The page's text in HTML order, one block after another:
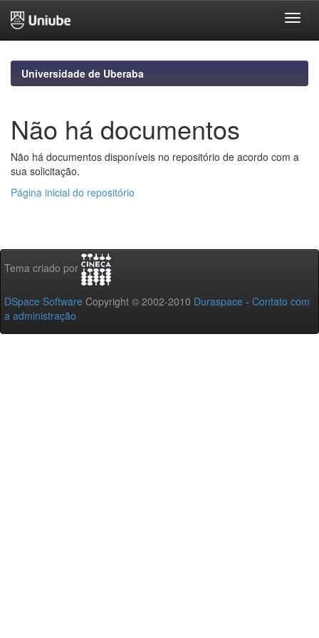
navigationUniversidade de Uberaba
Não há documentos
Não há documentos disponíveis no repositório de acordo com a
sua solicitação.
Página inicial do repositório
Tema criado por
DSpace Software Copyright © 2002-2010 Duraspace - Contato com
a administração